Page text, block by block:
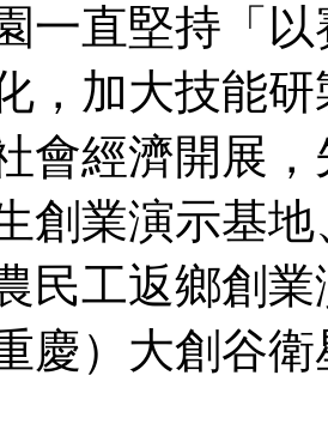
直堅持「以
，加大技能
會經濟開展
創業演示基
民工返鄉創
慶）大創谷